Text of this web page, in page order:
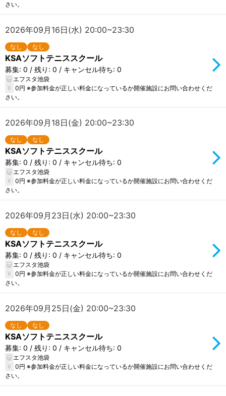
さい。
2026年09月16日(水) 20:00~23:30
なし なし
KSAソフトテニススクール
募集: 0 / 残り: 0 / キャンセル待ち: 0
エフスタ池袋
0円 ※参加料金が正しい料金になっているか開催施設にお問い合わせくだ
さい。
2026年09月18日(金) 20:00~23:30
なし なし
KSAソフトテニススクール
募集: 0 / 残り: 0 / キャンセル待ち: 0
エフスタ池袋
0円 ※参加料金が正しい料金になっているか開催施設にお問い合わせくだ
さい。
2026年09月23日(水) 20:00~23:30
なし なし
KSAソフトテニススクール
募集: 0 / 残り: 0 / キャンセル待ち: 0
エフスタ池袋
0円 ※参加料金が正しい料金になっているか開催施設にお問い合わせくだ
さい。
2026年09月25日(金) 20:00~23:30
なし なし
KSAソフトテニススクール
募集: 0 / 残り: 0 / キャンセル待ち: 0
エフスタ池袋
0円 ※参加料金が正しい料金になっているか開催施設にお問い合わせくだ
さい。